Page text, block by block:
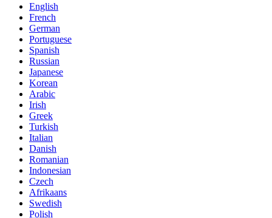
English
French
German
Portuguese
Spanish
Russian
Japanese
Korean
Arabic
Irish
Greek
Turkish
Italian
Danish
Romanian
Indonesian
Czech
Afrikaans
Swedish
Polish